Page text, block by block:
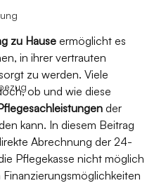
zu Hause ermöglicht es
in ihrer vertrauten
zu werden. Viele
ob und wie diese
der
kann. In diesem Beitrag
Abrechnung der 24-
Pflegekasse nicht möglich